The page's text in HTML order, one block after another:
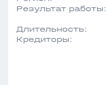
Результат работы:
Длительность:
Кредиторы: